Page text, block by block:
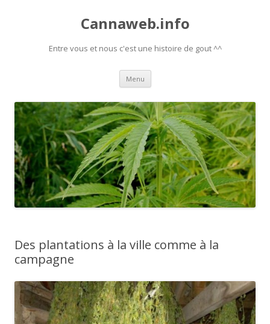
Cannaweb.info
Entre vous et nous c'est une histoire de gout ^^
Menu Aller
contenu
Des plantations à la ville comme à la
campagne